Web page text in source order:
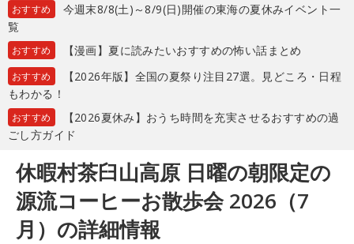
おすすめ
今週末8/8(土)～8/9(日)開催の東海の夏休みイベント一
覧
おすすめ 【漫画】夏に読みたいおすすめの怖い話まとめ
おすすめ
【2026年版】全国の夏祭り注目27選。見どころ・日程
もわかる！
おすすめ
【2026夏休み】おうち時間を充実させるおすすめの過
ごし方ガイド
休暇村茶臼山高原 日曜の朝限定の
源流コーヒーお散歩会 2026（7
月）の詳細情報